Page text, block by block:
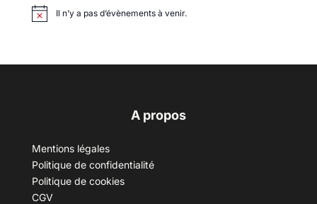
Il n’y a pas d’évènements à venir.
A propos
Mentions légales
Politique de confidentialité
Politique de cookies
CGV